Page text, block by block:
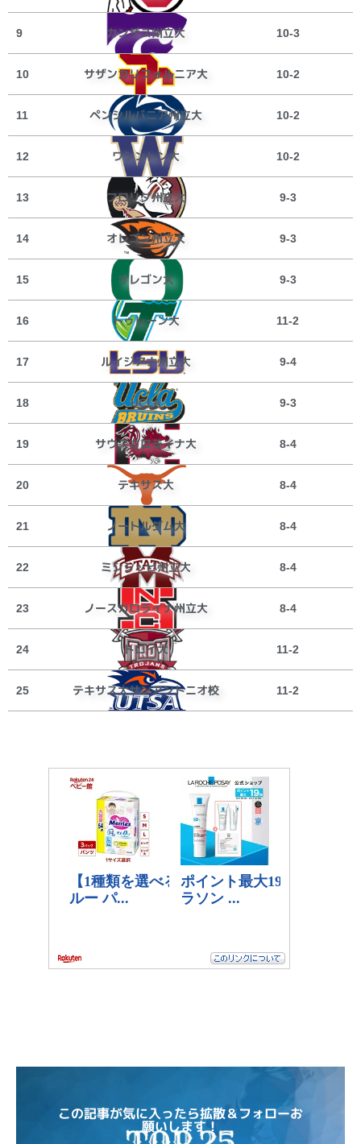
9 カンザス州立大 10-3
10 サザンカリフォルニア大 10-2
11 ペンシルバニア州立大 10-2
12 ワシントン大 10-2
13 フロリダ州立大 9-3
14 オレゴン州立大 9-3
15 オレゴン大 9-3
16 トゥレーン大 11-2
17 ルイジアナ州立大 9-4
18 UCLA 9-3
19 サウスカロライナ大 8-4
20 テキサス大 8-4
21 ノートルダム大 8-4
22 ミシシッピ州立大 8-4
23 ノースカロライナ州立大 8-4
24 トロイ大 11-2
25 テキサス大サンアントニオ校 11-2
この記事が気に入ったら拡散＆フォローお
願いします！